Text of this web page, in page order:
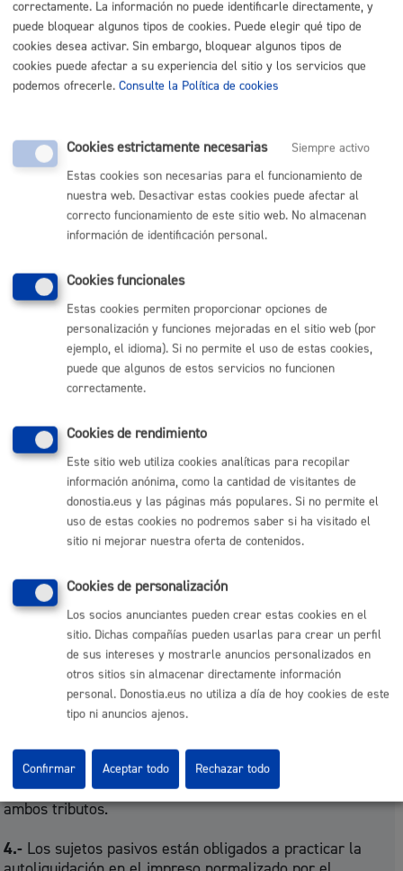
Ayuntamiento.
e)De construcción de viviendas de protección oficial.
f)De parcelación, de movimientos de tierras, de
instalación de grúas-torre, de demolición, obras de
edificación y 1ª utilización de los edificios cuyo sujeto
pasivo sea la Universidad.
De las obras menores cuyo coste real de ejecución
supervisado por los Servicios Técnicos Municipales sea
una vez concedida la licencia.
Cuya solicitud se efectúe a raíz de situaciones
naturales de fuerza mayor (inundaciones) o fortuitas de
carácter catastrófico (incendios, actos de terrorismo...).
Concedidas en ejecución de planes de rehabilitación
actuación municipal.
Art. 7º.- Obligaciones formales de los sujetos pasivos.
Es obligatorio proveerse de Licencia Urbanística para
la realización de los actos taxativamente señalados en el
dictadas en su desarrollo por el Ayuntamiento.
El solicitante está obligado a declarar en los
impresos normalizados de solicitud de licencias
urbanísticas, su nombre, D.N.I. o C.I.F. y su domicilio, así
como los del constructor y propietario del bien inmueble.
autoliquidaciones que se efectuarán conjuntamente sobre
esta tasa y el Impuesto de Construcciones, Instalaciones
y Obras, siempre que coincidan los sujetos pasivos de
ambos tributos.
4.- Los sujetos pasivos están obligados a practicar la
correctamente. La información no puede identificarle directamente, y
puede bloquear algunos tipos de cookies. Puede elegir qué tipo de
cookies desea activar. Sin embargo, bloquear algunos tipos de
cookies puede afectar a su experiencia del sitio y los servicios que
podemos ofrecerle. Consulte la Política de cookies
Cookies estrictamente necesarias
Siempre activo
Estas cookies son necesarias para el funcionamiento de
nuestra web. Desactivar estas cookies puede afectar al
correcto funcionamiento de este sitio web. No almacenan
información de identificación personal.
Cookies funcionales
Estas cookies permiten proporcionar opciones de
personalización y funciones mejoradas en el sitio web (por
ejemplo, el idioma). Si no permite el uso de estas cookies,
puede que algunos de estos servicios no funcionen
correctamente.
Cookies de rendimiento
Este sitio web utiliza cookies analíticas para recopilar
información anónima, como la cantidad de visitantes de
donostia.eus y las páginas más populares. Si no permite el
uso de estas cookies no podremos saber si ha visitado el
sitio ni mejorar nuestra oferta de contenidos.
Cookies de personalización
Los socios anunciantes pueden crear estas cookies en el
sitio. Dichas compañías pueden usarlas para crear un perfil
de sus intereses y mostrarle anuncios personalizados en
otros sitios sin almacenar directamente información
personal. Donostia.eus no utiliza a día de hoy cookies de este
tipo ni anuncios ajenos.
Rechazar todo
Confirmar Aceptar todo